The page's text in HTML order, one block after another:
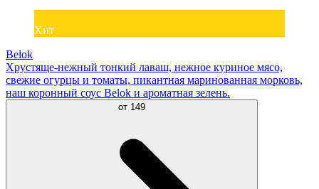
Хит
Belok
Хрустяще-нежный тонкий лаваш, нежное куриное мясо,
свежие огурцы и томаты, пикантная маринованная морковь,
наш коронный соус Belok и ароматная зелень.
от 149